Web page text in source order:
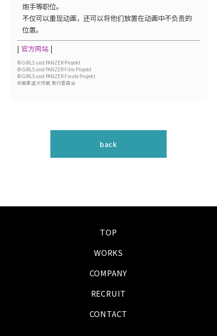
炮手等职位。
不仅可以重现动画，还可以将他们放置在动画中不负责的
位置。
官方网站
©GIRLS und PANZER Projekt
©GIRLS und PANZER Film Projekt
©GIRLS und PANZER Finale Projekt
©戦車道大作戦 実行委員会
back
TOP
WORKS
COMPANY
RECRUIT
CONTACT